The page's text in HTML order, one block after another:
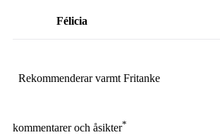
Félicia
Rekommenderar varmt Fritanke
kommentarer och åsikter*